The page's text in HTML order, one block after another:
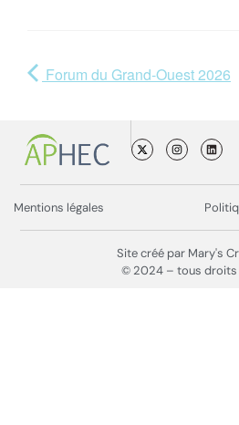
Forum du Grand-Ouest 2026
Mentions légales
Site créé par Mary's
© 2024 – tous droits